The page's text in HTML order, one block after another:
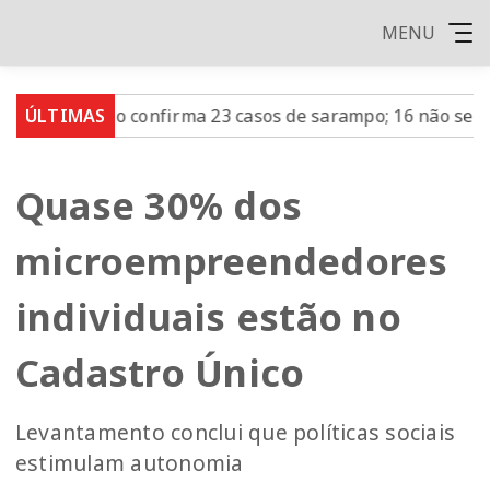
MENU
ÚLTIMAS
Paulo confirma 23 casos de sarampo; 16 não se
Quase 30% dos
microempreendedores
individuais estão no
Cadastro Único
Levantamento conclui que políticas sociais
estimulam autonomia